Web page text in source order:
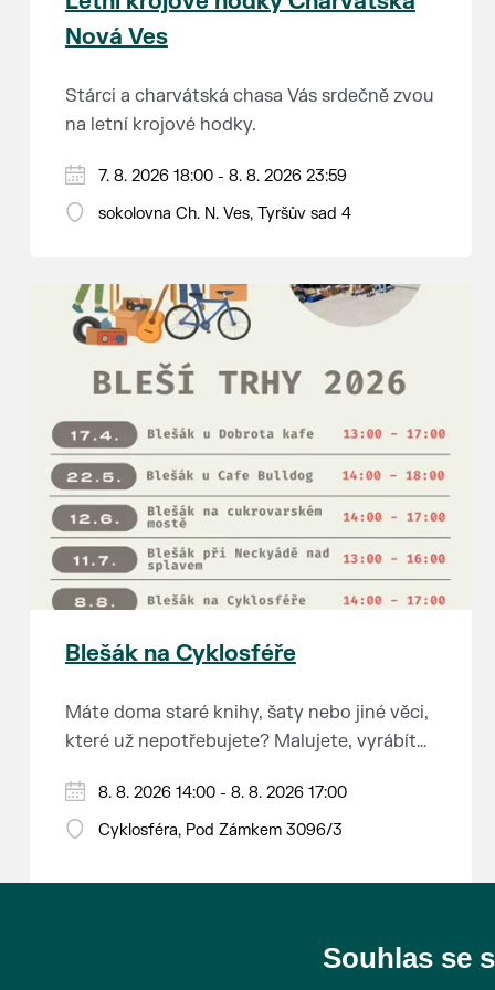
Nová Ves
Stárci a charvátská chasa Vás srdečně zvou
na letní krojové hodky.
PÁTEK 7. srpna
18:00 - ruční stavění máje
14:00 - krojový průvod pro stárky od
hostince “U Buvola”
16:00 - odpolední zábava na sokolovně
21:00 - večerní zábava
K tanci a poslechu bude hrát DH
Lanžhotčané.
Těšíme se na Vás!
7. 8. 2026 18:00 - 8. 8. 2026 23:59
sokolovna Ch. N. Ves, Tyršův sad 4
Blešák na Cyklosféře
Máte doma staré knihy, šaty nebo jiné věci,
které už nepotřebujete? Malujete, vyrábíte
Chcete se zbavit staré sbírky, která
zbytečně leží na půdě? Překáží vám ve
Anebo byste rádi našli poklady za pár
Prodejce prosíme tradičně o příchod 30
8. 8. 2026 14:00 - 8. 8. 2026 17:00
Cyklosféra, Pod Zámkem 3096/3
Souhlas se